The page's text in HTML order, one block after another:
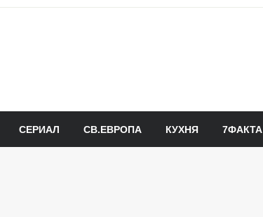
СЕРИАЛ СВ.ЕВРОПА КУХНЯ 7ФАКТА